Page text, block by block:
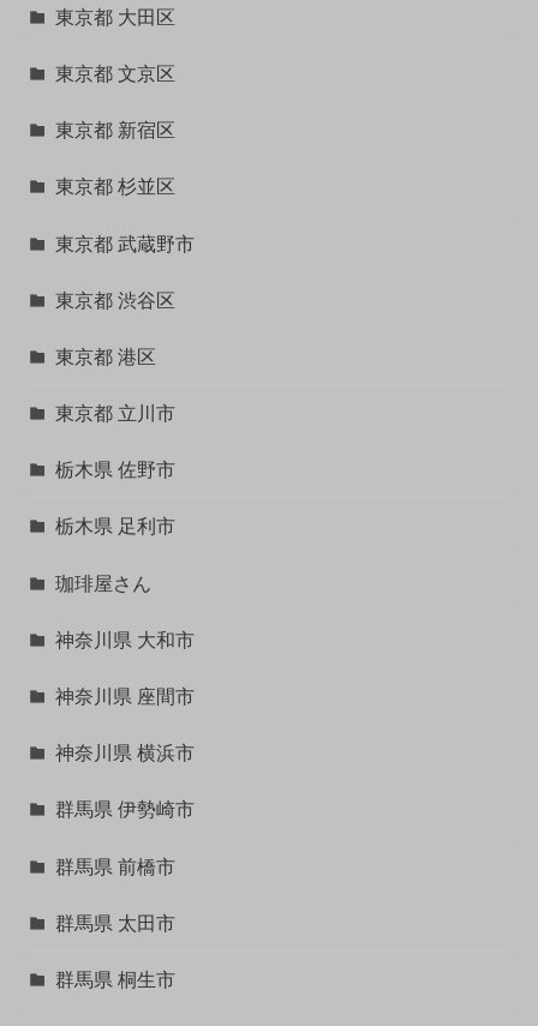
東京都 大田区
東京都 文京区
東京都 新宿区
東京都 杉並区
東京都 武蔵野市
東京都 渋谷区
東京都 港区
東京都 立川市
栃木県 佐野市
栃木県 足利市
珈琲屋さん
神奈川県 大和市
神奈川県 座間市
神奈川県 横浜市
群馬県 伊勢崎市
群馬県 前橋市
群馬県 太田市
群馬県 桐生市